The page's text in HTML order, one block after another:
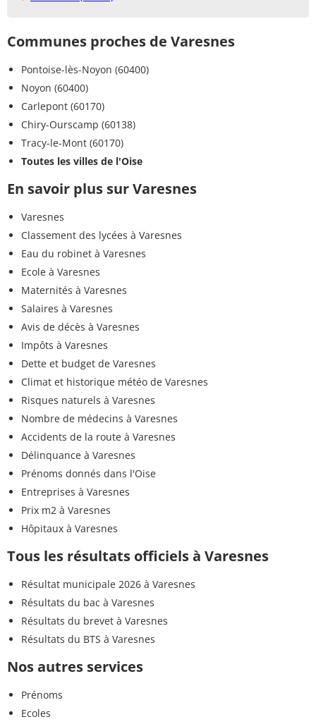
Communes proches de Varesnes
Pontoise-lès-Noyon (60400)
Noyon (60400)
Carlepont (60170)
Chiry-Ourscamp (60138)
Tracy-le-Mont (60170)
Toutes les villes de l'Oise
En savoir plus sur Varesnes
Varesnes
Classement des lycées à Varesnes
Eau du robinet à Varesnes
Ecole à Varesnes
Maternités à Varesnes
Salaires à Varesnes
Avis de décès à Varesnes
Impôts à Varesnes
Dette et budget de Varesnes
Climat et historique météo de Varesnes
Risques naturels à Varesnes
Nombre de médecins à Varesnes
Accidents de la route à Varesnes
Délinquance à Varesnes
Prénoms donnés dans l'Oise
Entreprises à Varesnes
Prix m2 à Varesnes
Hôpitaux à Varesnes
Tous les résultats officiels à Varesnes
Résultat municipale 2026 à Varesnes
Résultats du bac à Varesnes
Résultats du brevet à Varesnes
Résultats du BTS à Varesnes
Nos autres services
Prénoms
Ecoles